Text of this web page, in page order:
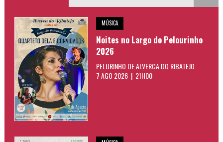
MÚSICA
Noites no Largo do Pelourinho
2026
PELURINHO DE ALVERCA DO RIBATEJO
7 AGO 2026 | 21H00